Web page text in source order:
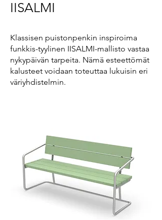
IISALMI
Klassisen puistonpenkin inspiroima
funkkis-tyylinen IISALMI-mallisto vastaa
nykypäivän tarpeita. Nämä esteettömät
kalusteet voidaan toteuttaa lukuisin eri
väriyhdistelmin.